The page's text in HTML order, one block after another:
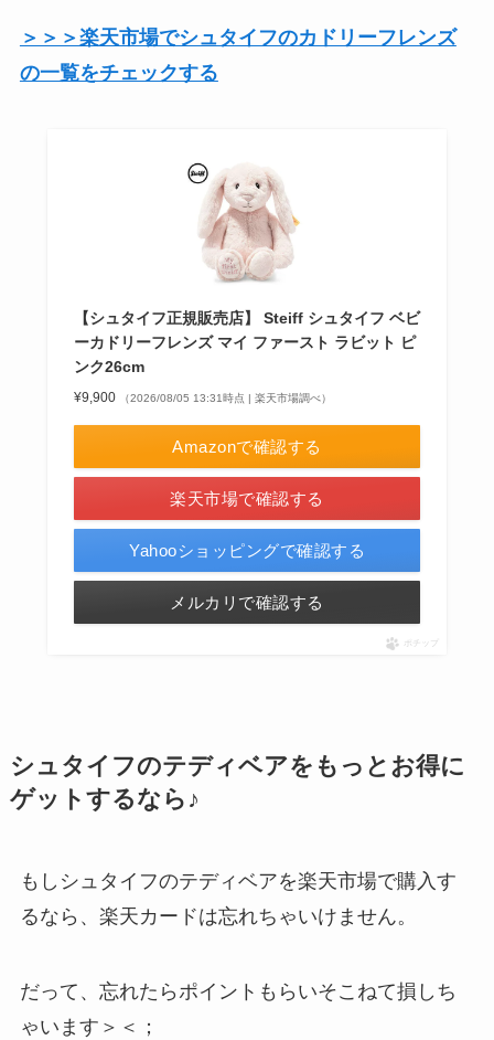
＞＞＞楽天市場でシュタイフのカドリーフレンズ
の一覧をチェックする
【シュタイフ正規販売店】 Steiff シュタイフ ベビ
ーカドリーフレンズ マイ ファースト ラビット ピ
ンク26cm
¥9,900 （2026/08/05 13:31時点 | 楽天市場調べ）
Amazonで確認する
楽天市場で確認する
Yahooショッピングで確認する
メルカリで確認する
ポチップ
シュタイフのテディベアをもっとお得に
ゲットするなら♪
もしシュタイフのテディベアを楽天市場で購入す
るなら、楽天カードは忘れちゃいけません。
だって、忘れたらポイントもらいそこねて損しち
ゃいます＞＜；